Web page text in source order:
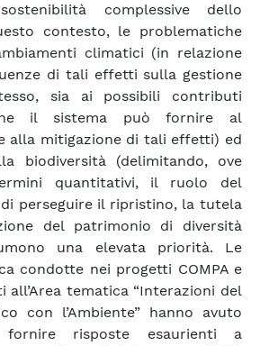
complessive dello
contesto, le problematiche
climatici (in relazione
di tali effetti sulla gestione
sia ai possibili contributi
il sistema può fornire al
alla mitigazione di tali effetti) ed
biodiversità (delimitando, ove
quantitativi, il ruolo del
perseguire il ripristino, la tutela
del patrimonio di diversità
una elevata priorità. Le
condotte nei progetti COMPA e
all’Area tematica “Interazioni del
con l’Ambiente” hanno avuto
fornire risposte esaurienti a